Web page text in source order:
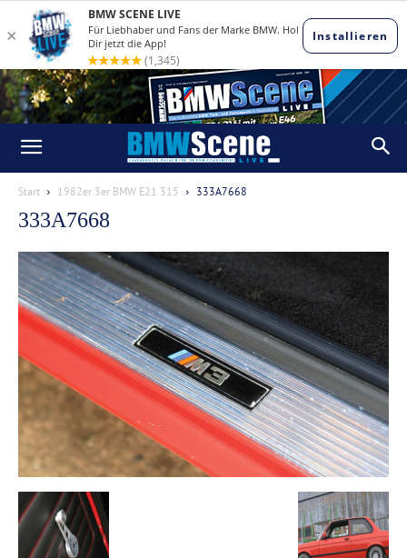
Start 1982er 3er BMW E21 315 333A7668
333A7668